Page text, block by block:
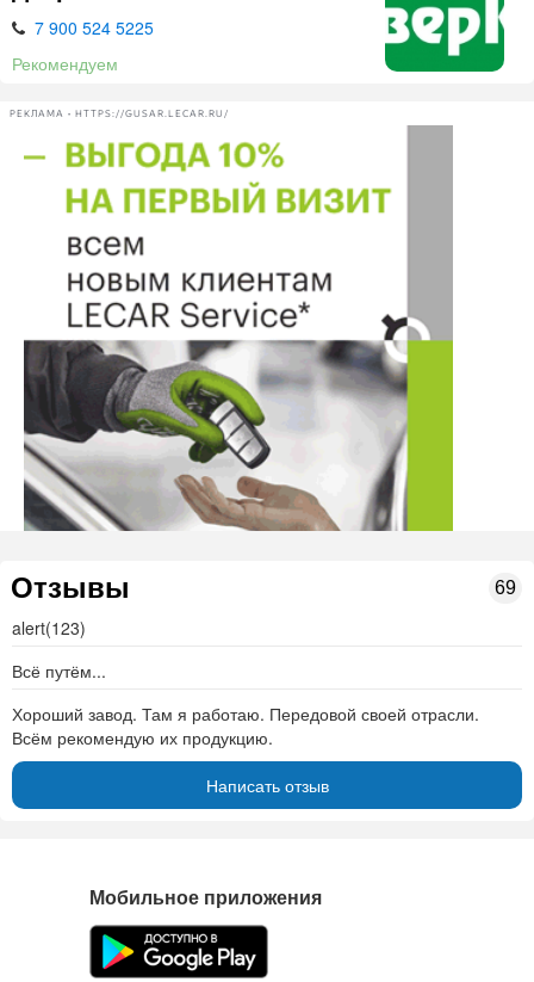
7 900 524 5225
Рекомендуем
РЕКЛАМА • HTTPS://GUSAR.LECAR.RU/
Отзывы 69
alert(123)
Всё путём...
Хороший завод. Там я работаю. Передовой своей отрасли.
Всём рекомендую их продукцию.
Написать отзыв
Мобильное приложения